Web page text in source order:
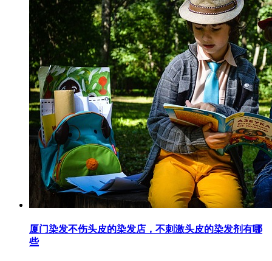
厦门染发不伤头皮的染发店，不刺激头皮的染发剂有哪
些